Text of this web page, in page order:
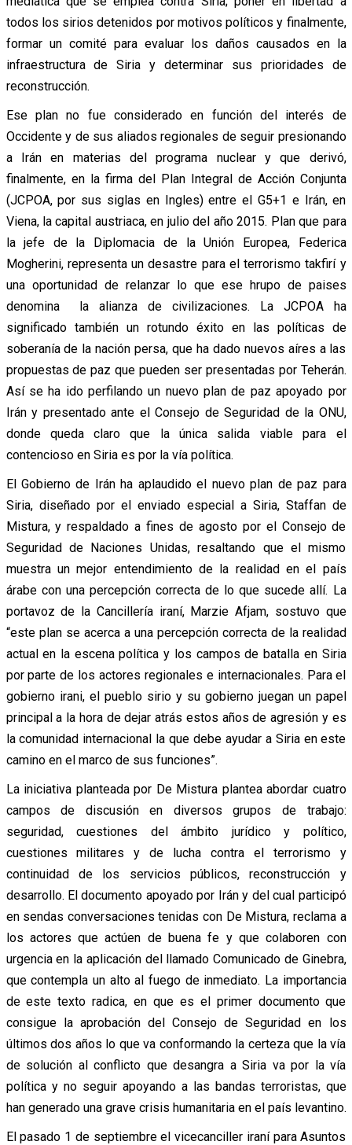
todos los sirios detenidos por motivos políticos y finalmente,
formar un comité para evaluar los daños causados en la
infraestructura de Siria y determinar sus prioridades de
reconstrucción.
Ese plan no fue considerado en función del interés de
Occidente y de sus aliados regionales de seguir presionando
a Irán en materias del programa nuclear y que derivó,
finalmente, en la firma del Plan Integral de Acción Conjunta
(JCPOA, por sus siglas en Ingles) entre el G5+1 e Irán, en
Viena, la capital austriaca, en julio del año 2015. Plan que para
la jefe de la Diplomacia de la Unión Europea, Federica
Mogherini, representa un desastre para el terrorismo takfirí y
una oportunidad de relanzar lo que ese hrupo de paises
denomina la alianza de civilizaciones. La JCPOA ha
significado también un rotundo éxito en las políticas de
soberanía de la nación persa, que ha dado nuevos aíres a las
propuestas de paz que pueden ser presentadas por Teherán.
Así se ha ido perfilando un nuevo plan de paz apoyado por
Irán y presentado ante el Consejo de Seguridad de la ONU,
donde queda claro que la única salida viable para el
contencioso en Siria es por la vía política.
El Gobierno de Irán ha aplaudido el nuevo plan de paz para
Siria, diseñado por el enviado especial a Siria, Staffan de
Mistura, y respaldado a fines de agosto por el Consejo de
Seguridad de Naciones Unidas, resaltando que el mismo
muestra un mejor entendimiento de la realidad en el país
árabe con una percepción correcta de lo que sucede allí. La
portavoz de la Cancillería iraní, Marzie Afjam, sostuvo que
“este plan se acerca a una percepción correcta de la realidad
actual en la escena política y los campos de batalla en Siria
por parte de los actores regionales e internacionales. Para el
gobierno irani, el pueblo sirio y su gobierno juegan un papel
principal a la hora de dejar atrás estos años de agresión y es
la comunidad internacional la que debe ayudar a Siria en este
camino en el marco de sus funciones”.
La iniciativa planteada por De Mistura plantea abordar cuatro
campos de discusión en diversos grupos de trabajo:
seguridad, cuestiones del ámbito jurídico y político,
cuestiones militares y de lucha contra el terrorismo y
continuidad de los servicios públicos, reconstrucción y
desarrollo. El documento apoyado por Irán y del cual participó
en sendas conversaciones tenidas con De Mistura, reclama a
los actores que actúen de buena fe y que colaboren con
urgencia en la aplicación del llamado Comunicado de Ginebra,
que contempla un alto al fuego de inmediato. La importancia
de este texto radica, en que es el primer documento que
consigue la aprobación del Consejo de Seguridad en los
últimos dos años lo que va conformando la certeza que la vía
de solución al conflicto que desangra a Siria va por la vía
política y no seguir apoyando a las bandas terroristas, que
han generado una grave crisis humanitaria en el país levantino.
El pasado 1 de septiembre el vicecanciller iraní para Asuntos